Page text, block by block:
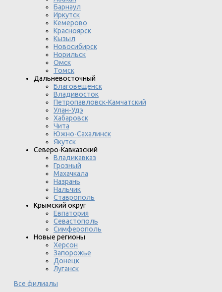
Барнаул
Иркутск
Кемерово
Красноярск
Кызыл
Новосибирск
Норильск
Омск
Томск
Дальневосточный
Благовещенск
Владивосток
Петропавловск-Камчатский
Улан-Удэ
Хабаровск
Чита
Южно-Сахалинск
Якутск
Северо-Кавказский
Владикавказ
Грозный
Махачкала
Назрань
Нальчик
Ставрополь
Крымский округ
Евпатория
Севастополь
Симферополь
Новые регионы
Херсон
Запорожье
Донецк
Луганск
Все филиалы